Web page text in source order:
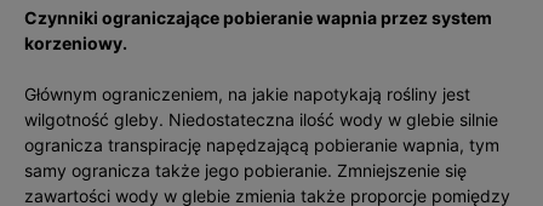
Czynniki ograniczające pobieranie wapnia przez system
korzeniowy.
Głównym ograniczeniem, na jakie napotykają rośliny jest
wilgotność gleby. Niedostateczna ilość wody w glebie silnie
ogranicza transpirację napędzającą pobieranie wapnia, tym
samy ogranicza także jego pobieranie. Zmniejszenie się
zawartości wody w glebie zmienia także proporcje pomiędzy